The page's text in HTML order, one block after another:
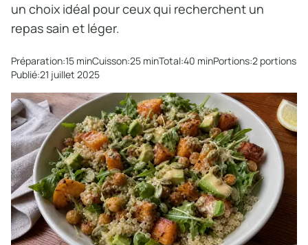
un choix idéal pour ceux qui recherchent un
repas sain et léger.
Préparation:15 minCuisson:25 minTotal:40 minPortions:2 portions
Publié:21 juillet 2025